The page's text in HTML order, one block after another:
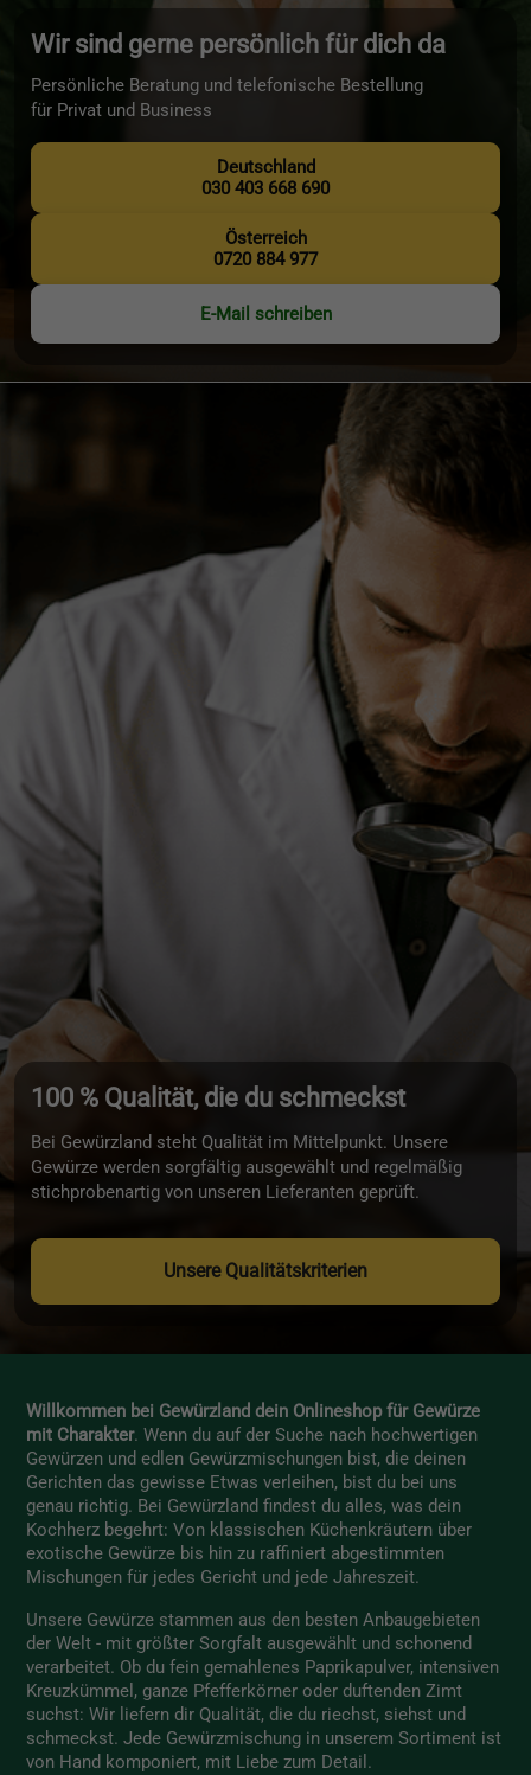
Wir sind gerne persönlich für dich da
Persönliche Beratung und telefonische Bestellung
für Privat und Business
Deutschland
030 403 668 690
Österreich
0720 884 977
E-Mail schreiben
100 % Qualität, die du schmeckst
Bei Gewürzland steht Qualität im Mittelpunkt. Unsere
Gewürze werden sorgfältig ausgewählt und regelmäßig
stichprobenartig von unseren Lieferanten geprüft.
Unsere Qualitätskriterien
Willkommen bei Gewürzland dein Onlineshop für Gewürze
mit Charakter. Wenn du auf der Suche nach hochwertigen
Gewürzen und edlen Gewürzmischungen bist, die deinen
Gerichten das gewisse Etwas verleihen, bist du bei uns
genau richtig. Bei Gewürzland findest du alles, was dein
Kochherz begehrt: Von klassischen Küchenkräutern über
exotische Gewürze bis hin zu raffiniert abgestimmten
Mischungen für jedes Gericht und jede Jahreszeit.
Unsere Gewürze stammen aus den besten Anbaugebieten
der Welt - mit größter Sorgfalt ausgewählt und schonend
verarbeitet. Ob du fein gemahlenes Paprikapulver, intensiven
Kreuzkümmel, ganze Pfefferkörner oder duftenden Zimt
suchst: Wir liefern dir Qualität, die du riechst, siehst und
schmeckst. Jede Gewürzmischung in unserem Sortiment ist
von Hand komponiert, mit Liebe zum Detail.